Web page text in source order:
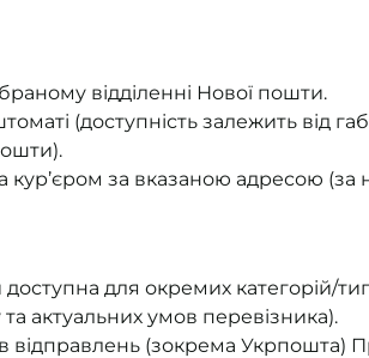
відділенні Нової пошти.
(доступність залежить від
кур’єром за вказаною адресою (за
для окремих категорій/
актуальних умов перевізника).
відправлень (зокрема Укрпошта)